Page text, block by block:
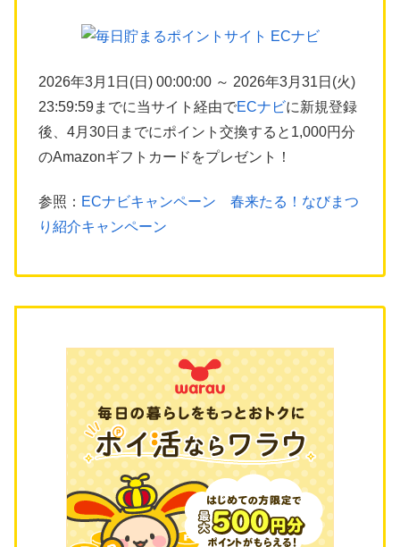
2026年3月1日(日) 00:00:00 ～ 2026年3月31日(火)
23:59:59までに当サイト経由でECナビに新規登録
後、4月30日までにポイント交換すると1,000円分
のAmazonギフトカードをプレゼント！
参照： ECナビキャンペーン 春来たる！なびまつ
り紹介キャンペーン